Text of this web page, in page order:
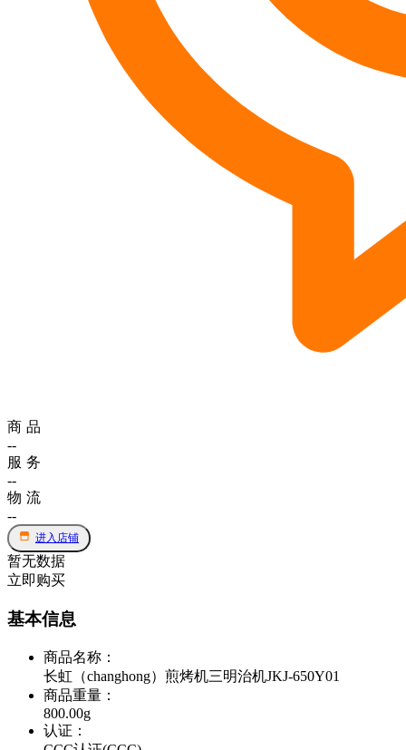
商品
--
服务
--
物流
--
进入店铺
暂无数据
立即购买
基本信息
商品名称 ：
长虹（changhong）煎烤机三明治机JKJ-650Y01
商品重量 ：
800.00g
认证 ：